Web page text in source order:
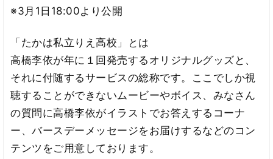
※3月1日18:00より公開
「たかは私立りえ高校」とは
高橋李依が年に１回発売するオリジナルグッズと、
それに付随するサービスの総称です。ここでしか視
聴することができないムービーやボイス、みなさん
の質問に高橋李依がイラストでお答えするコーナ
ー、バースデーメッセージをお届けするなどのコン
テンツをご用意しております。